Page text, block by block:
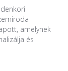
amelynek
és